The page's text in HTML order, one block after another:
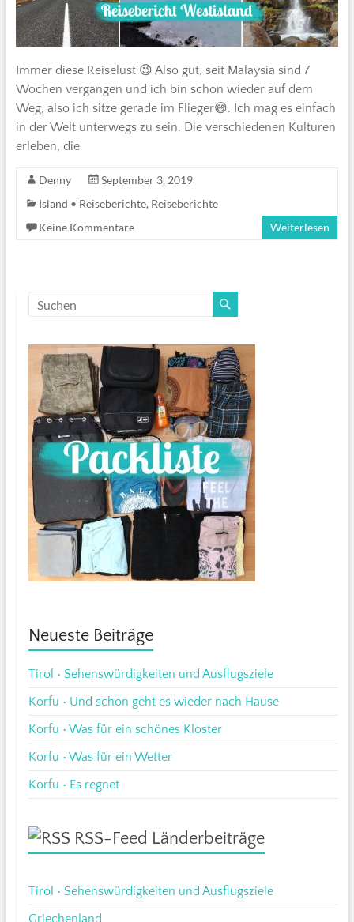
Immer diese Reiselust 😉 Also gut, seit Malaysia sind 7
Wochen vergangen und ich bin schon wieder auf dem
Weg, also ich sitze gerade im Flieger😅. Ich mag es einfach
in der Welt unterwegs zu sein. Die verschiedenen Kulturen
erleben, die
Denny
September 3, 2019
Island • Reiseberichte, Reiseberichte
Keine Kommentare
Weiterlesen
Neueste Beiträge
Tirol • Sehenswürdigkeiten und Ausflugsziele
Korfu • Und schon geht es wieder nach Hause
Korfu • Was für ein schönes Kloster
Korfu • Was für ein Wetter
Korfu • Es regnet
RSS-Feed Länderbeiträge
Tirol • Sehenswürdigkeiten und Ausflugsziele